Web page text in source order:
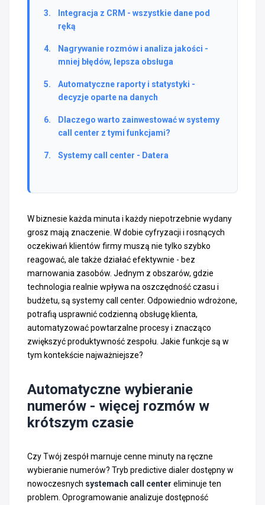
Integracja z CRM - wszystkie dane pod
ręką
Nagrywanie rozmów i analiza jakości -
mniej błędów, lepsza obsługa
Automatyczne raporty i statystyki -
decyzje oparte na danych
Dlaczego warto zainwestować w systemy
call center z tymi funkcjami?
Systemy call center - Datera
W biznesie każda minuta i każdy niepotrzebnie wydany
grosz mają znaczenie. W dobie cyfryzacji i rosnących
oczekiwań klientów firmy muszą nie tylko szybko
reagować, ale także działać efektywnie - bez
marnowania zasobów. Jednym z obszarów, gdzie
technologia realnie wpływa na oszczędność czasu i
budżetu, są systemy call center. Odpowiednio wdrożone,
potrafią usprawnić codzienną obsługę klienta,
automatyzować powtarzalne procesy i znacząco
zwiększyć produktywność zespołu. Jakie funkcje są w
tym kontekście najważniejsze?
Automatyczne wybieranie
numerów - więcej rozmów w
krótszym czasie
Czy Twój zespół marnuje cenne minuty na ręczne
wybieranie numerów? Tryb predictive dialer dostępny w
nowoczesnych systemach call center eliminuje ten
problem. Oprogramowanie analizuje dostępność